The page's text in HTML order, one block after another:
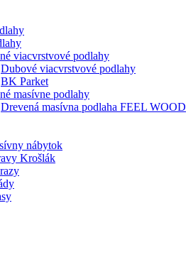
viacvrstvové podlahy
Dubové viacvrstvové podlahy
BK Parket
masívne podlahy
Drevená masívna podlaha FEEL WOOD
nábytok
Krošlák